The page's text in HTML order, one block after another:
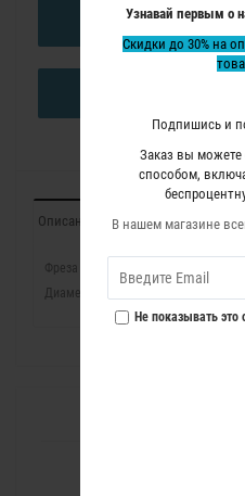
Узнавай первым о
Скидки до 30% на
Подпишись и
Заказ вы
способом,
В нашем магазине
Не показывать
В
Описание Характеристики
Фреза "ласточкин хвост" для
Диаметр 19 мм.